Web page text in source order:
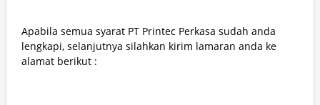
Apabila semua syarat PT Printec Perkasa sudah anda
lengkapi, selanjutnya silahkan kirim lamaran anda ke
alamat berikut :